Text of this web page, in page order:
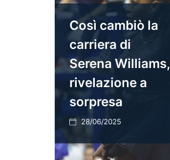
Così cambiò la
carriera di
Serena Williams,
rivelazione a
sorpresa
28/06/2025